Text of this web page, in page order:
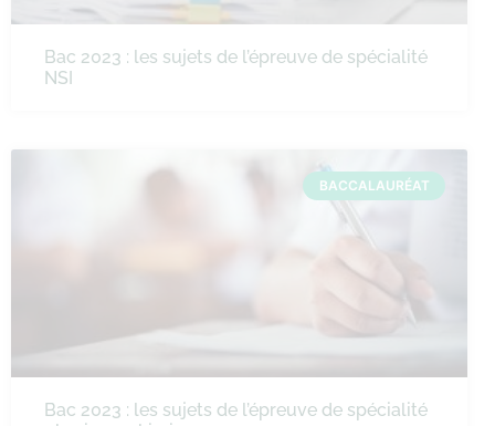
Bac 2023 : les sujets de l’épreuve de spécialité
NSI
BACCALAURÉAT
Bac 2023 : les sujets de l’épreuve de spécialité